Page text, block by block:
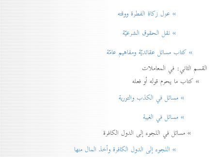
» عزل زكاة الفطرة ووقته
» نقل الحقوق الشرعيّة
» كتاب مسائل عقائديّة ومفاهيم عامّة
القسم الثاني: في المعاملات
» كتاب ما يحرم قوله أو فعله
» مسائل في الكذب والتورية
» مسائل في الغيبة
» مسائل في اللجوء إلى الدول الكافرة
» اللجوء إلى الدول الكافرة وأخذ المال منها